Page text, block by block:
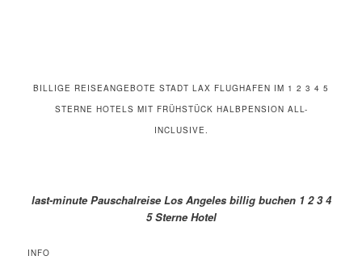
BILLIGE REISEANGEBOTE STADT LAX FLUGHAFEN IM 1 2 3 4 5
STERNE HOTELS MIT FRÜHSTÜCK HALBPENSION ALL-
INCLUSIVE.
last-minute Pauschalreise Los Angeles billig buchen 1 2 3 4
5 Sterne Hotel
INFO